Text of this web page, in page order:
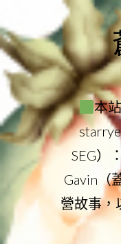
to
content
本
SEG）
Gavin（
營故事，